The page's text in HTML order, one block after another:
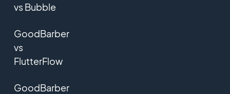
vs Bubble
GoodBarber
vs
FlutterFlow
GoodBarber